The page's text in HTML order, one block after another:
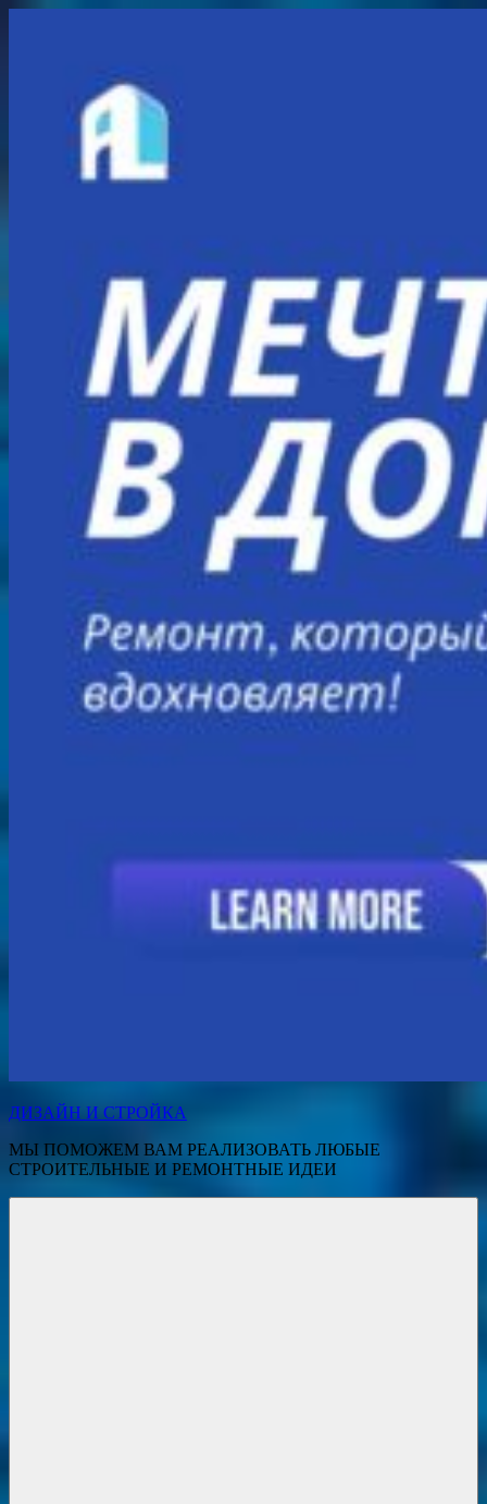
ДИЗАЙН И СТРОЙКА
МЫ ПОМОЖЕМ ВАМ РЕАЛИЗОВАТЬ ЛЮБЫЕ
СТРОИТЕЛЬНЫЕ И РЕМОНТНЫЕ ИДЕИ